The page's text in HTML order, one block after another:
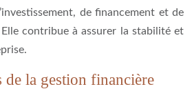
de financement et de
contribue à assurer la stabilité et
de la gestion financière